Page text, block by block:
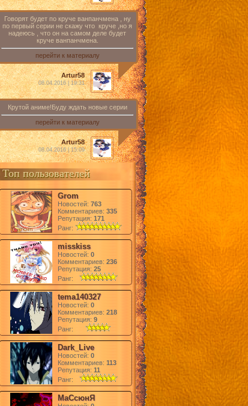
Говорят будет по круче ванпанчмена , ну
по первый серии не скажу что круче ,но я
надеюсь , что он на самом деле будет
круче ванпанчмена.
перейти к материалу
Artur58
08.04.2016 | 19:31
Крутой аниме!Буду ждать новые серии
перейти к материалу
Artur58
08.04.2016 | 15:09
Топ пользователей
Grom
Новостей: 763
Комментариев: 335
Репутация: 171
Ранг:
misskiss
Новостей: 0
Комментариев: 236
Репутация: 25
Ранг:
tema140327
Новостей: 0
Комментариев: 218
Репутация: 9
Ранг:
Dark_Live
Новостей: 0
Комментариев: 113
Репутация: 11
Ранг:
МаСсюнЯ